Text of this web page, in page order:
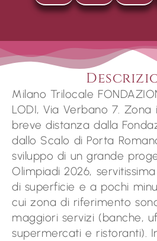
Milano Trilocale
LODI, Via Verbano 7.
breve distanza dalla
dallo Scalo di Porta
sviluppo di un grande
Olimpiadi 2026,
di superficie e a pochi
cui zona di riferimento
maggiori servizi (banche,
supermercati e ristoranti).